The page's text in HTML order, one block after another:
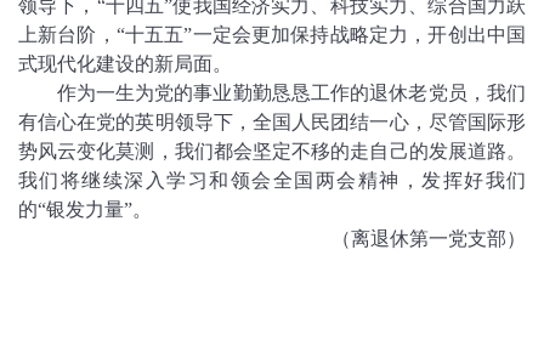
领导下，“十四五”使我国经济实力、科技实力、综合国力跃
上新台阶，“十五五”一定会更加保持战略定力，开创出中国
式现代化建设的新局面。
作为一生为党的事业勤勤恳恳工作的退休老党员，我们
有信心在党的英明领导下，全国人民团结一心，尽管国际形
势风云变化莫测，我们都会坚定不移的走自己的发展道路。
我们将继续深入学习和领会全国两会精神，发挥好我们
的“银发力量”。
（离退休第一党支部）